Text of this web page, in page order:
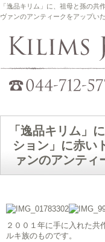
「逸品キリム」に、祖母と孫の
ヴァンのアンティークをアップい
「逸品キリム」
ション」に赤い
ァンのアンティ
２００１年に手に入れた共
ルキ族のものです。